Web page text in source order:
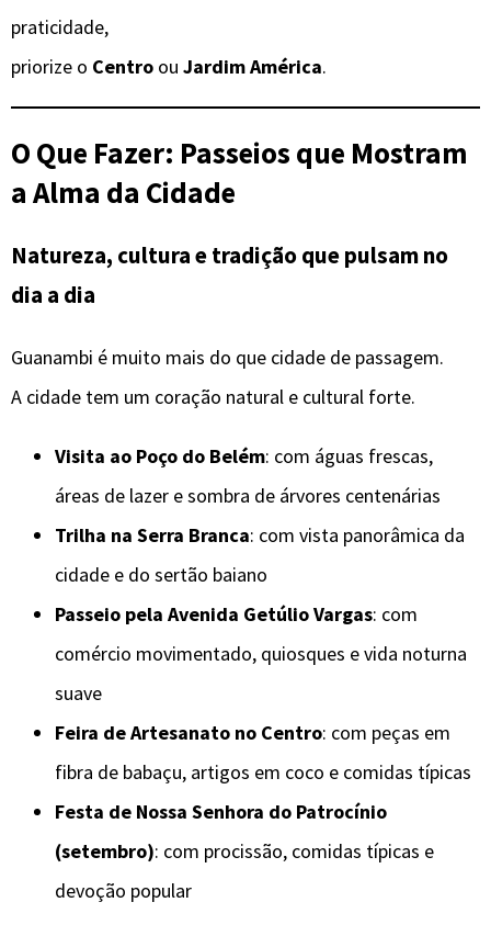
praticidade,
priorize o Centro ou Jardim América.
O Que Fazer: Passeios que Mostram
a Alma da Cidade
Natureza, cultura e tradição que pulsam no
dia a dia
Guanambi é muito mais do que cidade de passagem.
A cidade tem um coração natural e cultural forte.
Visita ao Poço do Belém: com águas frescas,
áreas de lazer e sombra de árvores centenárias
Trilha na Serra Branca: com vista panorâmica da
cidade e do sertão baiano
Passeio pela Avenida Getúlio Vargas: com
comércio movimentado, quiosques e vida noturna
suave
Feira de Artesanato no Centro: com peças em
fibra de babaçu, artigos em coco e comidas típicas
Festa de Nossa Senhora do Patrocínio
(setembro): com procissão, comidas típicas e
devoção popular